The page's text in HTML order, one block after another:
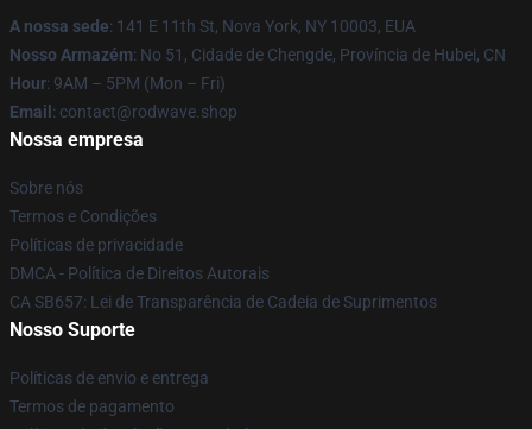
A nossa sede: 141 E 11th St, Nova York, NY 10003, EUA
Nosso Armazém: No 51, Cidade de Chengde, Província de Hubei, CN
Hour: 9AM – 5PM (Mon – Fri)
Email : contact@rodwave.shop
Nossa empresa
Sobre nós
Termos e Condições
Políticas de privacidade
DMCA - Política de Direitos Autorais
CA SB657: Lei de Transparência de Cadeia de Suprimentos
Nosso Suporte
Políticas de envio e entrega
Termos de pagamento